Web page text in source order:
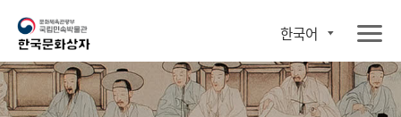
한국어